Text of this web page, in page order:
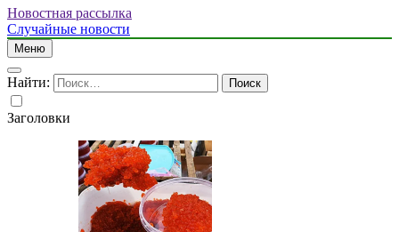
Новостная рассылка
Случайные новости
Меню
Найти:
Заголовки